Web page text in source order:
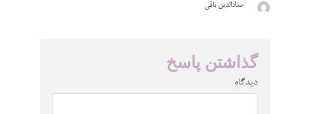
عمادالدین باقی
گذاشتن پاسخ
دیدگاه